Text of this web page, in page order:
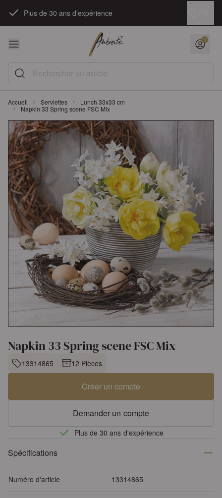
Plus de 30 ans d'expérience
Rechercher un article
Accueil Serviettes
Lunch 33x33 cm
Napkin 33 Spring scene FSC Mix
Napkin 33 Spring scene FSC Mix
13314865 12 Pièces
Créer un compte
Demander un compte
Plus de 30 ans d'expérience
Spécifications
Numéro d'article 13314865